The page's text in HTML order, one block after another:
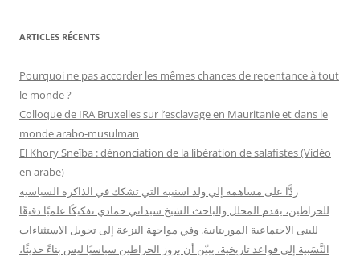
h
r
c
h
r
ARTICLES RÉCENTS
Pourquoi ne pas accorder les mêmes chances de repentance à tout
le monde ?
Colloque de IRA Bruxelles sur l’esclavage en Mauritanie et dans le
monde arabo-musulman
El Khory Sneïba : dénonciation de la libération de salafistes (Vidéo
en arabe)
ردًّا على مساهمة إلي ولد اسنيبة التي تشكك في الذاكرة السياسية
للحراطين، يقدم المحلل والباحث الشيخ سيداتي حمادي تفكيكًا علميًا دقيقًا
للبنى الاجتماعية الموريتانية. وفي مواجهة النزعة إلى تحويل الاستثناءات
النَّسَبية إلى قواعد تاريخية، يبيّن أن بروز الحراطين سياسيًا ليس بناءً حديثًا،